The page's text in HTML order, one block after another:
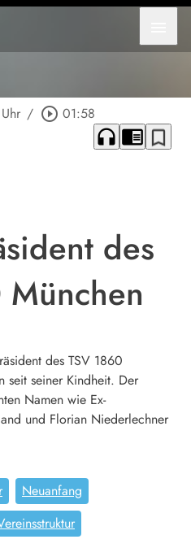
/ play_circle_outline 01:58
headphones chrome_reader_mode bookmark_border
des
des TSV 1860
seit seiner Kindheit. Der
Namen wie Ex-
und Florian Niederlechner
Neuanfang